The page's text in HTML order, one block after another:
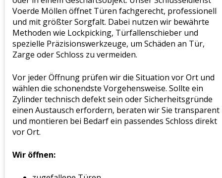
Voerde Möllen öffnet Türen fachgerecht, professionell
und mit größter Sorgfalt. Dabei nutzen wir bewährte
Methoden wie Lockpicking, Türfallenschieber und
spezielle Präzisionswerkzeuge, um Schäden an Tür,
Zarge oder Schloss zu vermeiden.
Vor jeder Öffnung prüfen wir die Situation vor Ort und
wählen die schonendste Vorgehensweise. Sollte ein
Zylinder technisch defekt sein oder Sicherheitsgründe
einen Austausch erfordern, beraten wir Sie transparent
und montieren bei Bedarf ein passendes Schloss direkt
vor Ort.
Wir öffnen: